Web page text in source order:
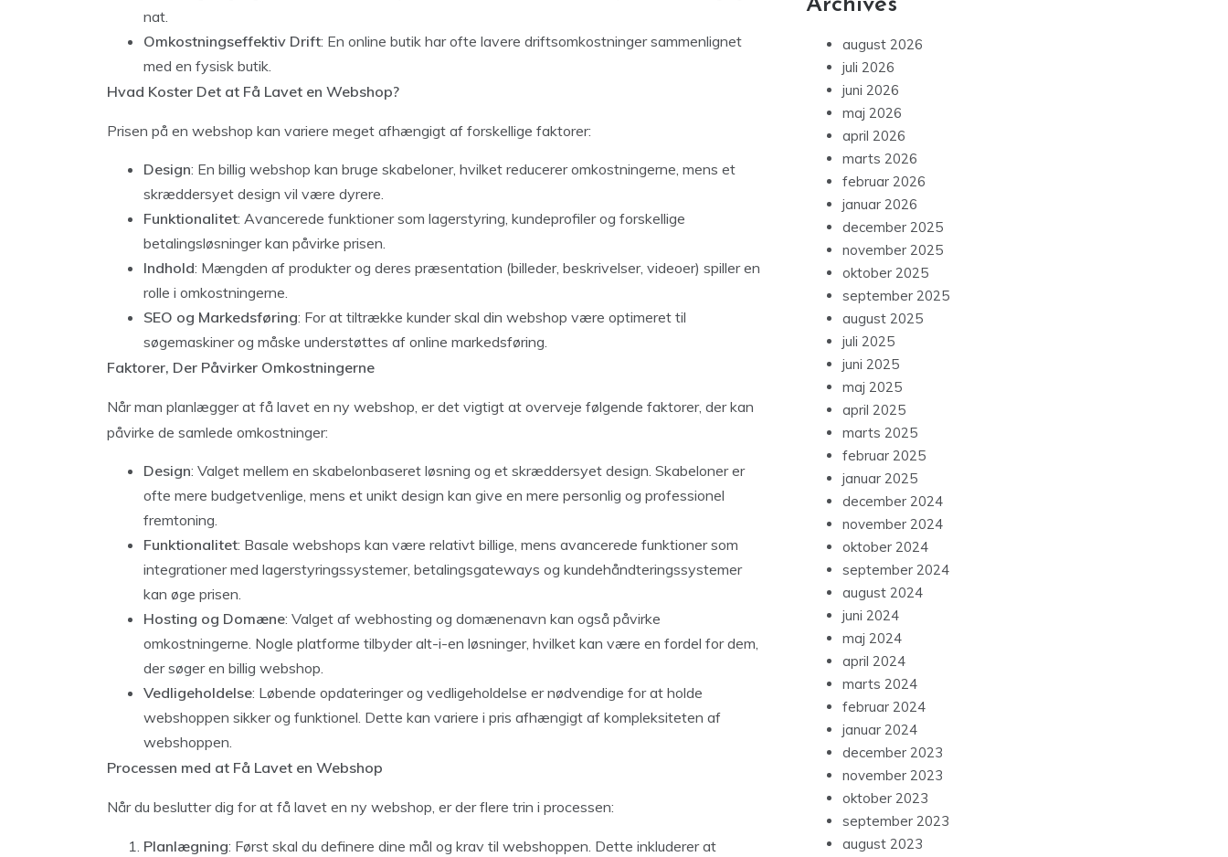
nat.
Omkostningseffektiv Drift: En online butik har ofte lavere driftsomkostninger sammenlignet
med en fysisk butik.
Hvad Koster Det at Få Lavet en Webshop?
Prisen på en webshop kan variere meget afhængigt af forskellige faktorer:
Design: En billig webshop kan bruge skabeloner, hvilket reducerer omkostningerne, mens et
skræddersyet design vil være dyrere.
Funktionalitet: Avancerede funktioner som lagerstyring, kundeprofiler og forskellige
betalingsløsninger kan påvirke prisen.
Indhold: Mængden af produkter og deres præsentation (billeder, beskrivelser, videoer) spiller en
rolle i omkostningerne.
SEO og Markedsføring: For at tiltrække kunder skal din webshop være optimeret til
søgemaskiner og måske understøttes af online markedsføring.
Faktorer, Der Påvirker Omkostningerne
Når man planlægger at få lavet en ny webshop, er det vigtigt at overveje følgende faktorer, der kan
påvirke de samlede omkostninger:
Design: Valget mellem en skabelonbaseret løsning og et skræddersyet design. Skabeloner er
ofte mere budgetvenlige, mens et unikt design kan give en mere personlig og professionel
fremtoning.
Funktionalitet: Basale webshops kan være relativt billige, mens avancerede funktioner som
integrationer med lagerstyringssystemer, betalingsgateways og kundehåndteringssystemer
kan øge prisen.
Hosting og Domæne: Valget af webhosting og domænenavn kan også påvirke
omkostningerne. Nogle platforme tilbyder alt-i-en løsninger, hvilket kan være en fordel for dem,
der søger en billig webshop.
Vedligeholdelse: Løbende opdateringer og vedligeholdelse er nødvendige for at holde
webshoppen sikker og funktionel. Dette kan variere i pris afhængigt af kompleksiteten af
webshoppen.
Processen med at Få Lavet en Webshop
Når du beslutter dig for at få lavet en ny webshop, er der flere trin i processen:
Planlægning: Først skal du definere dine mål og krav til webshoppen. Dette inkluderer at
Archives
august 2026
juli 2026
juni 2026
maj 2026
april 2026
marts 2026
februar 2026
januar 2026
december 2025
november 2025
oktober 2025
september 2025
august 2025
juli 2025
juni 2025
maj 2025
april 2025
marts 2025
februar 2025
januar 2025
december 2024
november 2024
oktober 2024
september 2024
august 2024
juni 2024
maj 2024
april 2024
marts 2024
februar 2024
januar 2024
december 2023
november 2023
oktober 2023
september 2023
august 2023